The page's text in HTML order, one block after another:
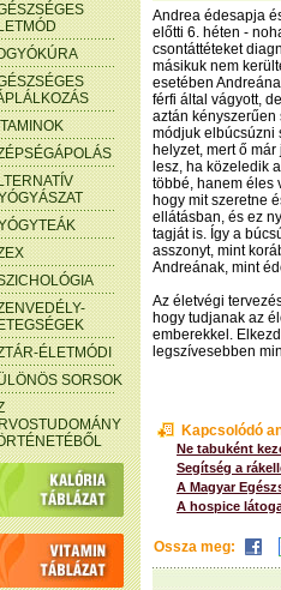
ÉLETMÓDI
SORSOK
Andrea édesapja
előtti 6. héten -
csontáttéteket
másikuk nem
esetében
férfi által vágyott,
aztán kényszerűen
módjuk elbúcsúzni
helyzet, mert ő
lesz, ha közeledik
többé, hanem éles
hogy mit szeretne
ellátásban, és ez
tagját is. Így a
asszonyt, mint
Andreának, mint
Az életvégi
hogy tudjanak az
emberekkel.
legszívesebben
Kapcsolódó
Ne tabuként
Segítség a
A Magyar
A hospice
Ossza meg: